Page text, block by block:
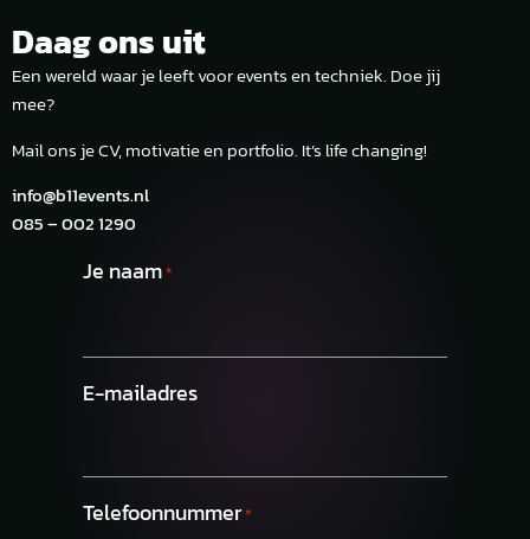
Daag ons uit
.
Een wereld waar je leeft voor events en techniek. Doe jij
mee?
Mail ons je CV, motivatie en portfolio. It’s life changing!
info@b11events.nl
085 –002 1290
Je naam*
E-mailadres
Telefoonnummer*